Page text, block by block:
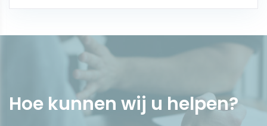
Hoe kunnen wij u helpen?